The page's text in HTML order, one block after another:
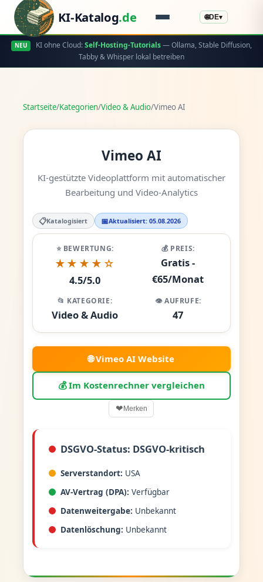
KI-Katalog.de 🌐DE▾
NEU KI ohne Cloud:Self-Hosting-Tutorials— Ollama, Stable Diffusion,
Tabby & Whisper lokal betreiben
Startseite/Kategorien/Video & Audio/Vimeo AI
Vimeo AI
KI-gestützte Videoplattform mit automatischer
Bearbeitung und Video-Analytics
📋Katalogisiert 📅Aktualisiert: 05.08.2026
⭐ BEWERTUNG:
★★★★☆
4.5/5.0
💰 PREIS:
Gratis -
€65/Monat
📂 KATEGORIE:
Video & Audio
👁️ AUFRUFE:
47
🌐 Vimeo AI Website
💰 Im Kostenrechner vergleichen
❤Merken
DSGVO-Status: DSGVO-kritisch
Serverstandort: USA
AV-Vertrag (DPA): Verfügbar
Datenweitergabe: Unbekannt
Datenlöschung: Unbekannt